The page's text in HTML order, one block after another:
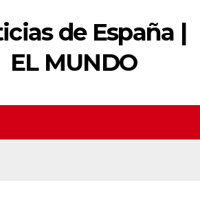
de España |
EL MUNDO